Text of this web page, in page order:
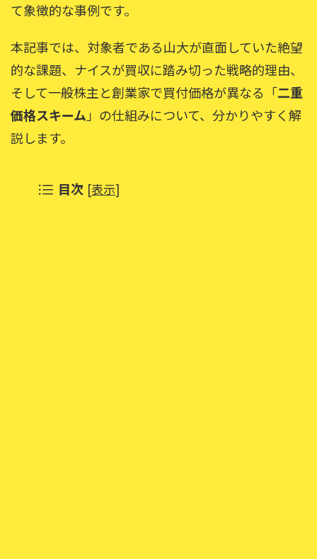
て象徴的な事例です。
本記事では、対象者である山大が直面していた絶望
的な課題、ナイスが買収に踏み切った戦略的理由、
そして一般株主と創業家で買付価格が異なる「二重
価格スキーム」の仕組みについて、分かりやすく解
説します。
目次 [表示]